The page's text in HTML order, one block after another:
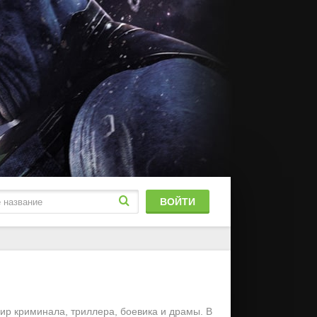
ВОЙТИ
криминала, триллера, боевика и драмы. В